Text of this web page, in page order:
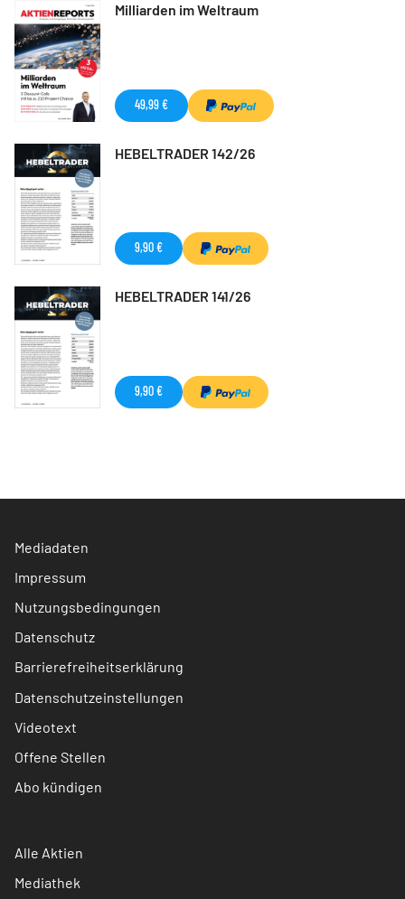
Milliarden im Weltraum
49,99 €
HEBELTRADER 142/26
9,90 €
HEBELTRADER 141/26
9,90 €
Mediadaten
Impressum
Nutzungsbedingungen
Datenschutz
Barrierefreiheitserklärung
Datenschutzeinstellungen
Videotext
Offene Stellen
Abo kündigen
Alle Aktien
Mediathek